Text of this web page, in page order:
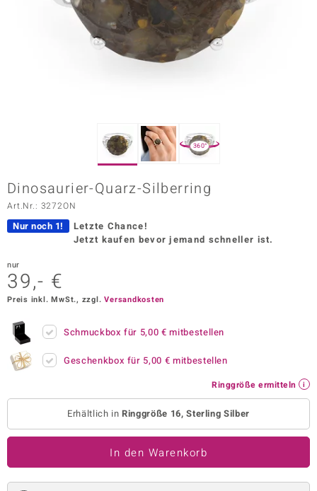
Vogue
Paraíso
360°
Dinosaurier-Quarz-Silberring
Art.Nr.: 3272ON
Nur noch 1!
Letzte Chance!
Jetzt kaufen bevor jemand schneller ist.
nur
39,- €
Preis inkl. MwSt., zzgl.Versandkosten
Schmuckbox für 5,00 € mitbestellen
Geschenkbox für 5,00 € mitbestellen
Ringgröße ermitteln
Erhältlich inRinggröße 16, Sterling Silber
In den Warenkorb